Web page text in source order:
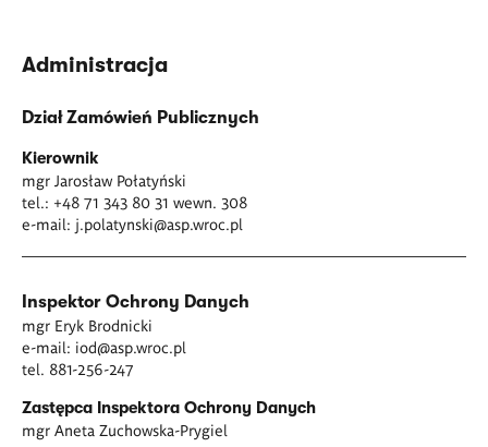
Administracja
Dział Zamówień Publicznych
Kierownik
mgr Jarosław Połatyński
tel.: +48 71 343 80 31 wewn. 308
e-mail: j.polatynski@asp.wroc.pl
Inspektor Ochrony Danych
mgr Eryk Brodnicki
e-mail: iod@asp.wroc.pl
tel. 881-256-247
Zastępca Inspektora Ochrony Danych
mgr Aneta Zuchowska-Prygiel